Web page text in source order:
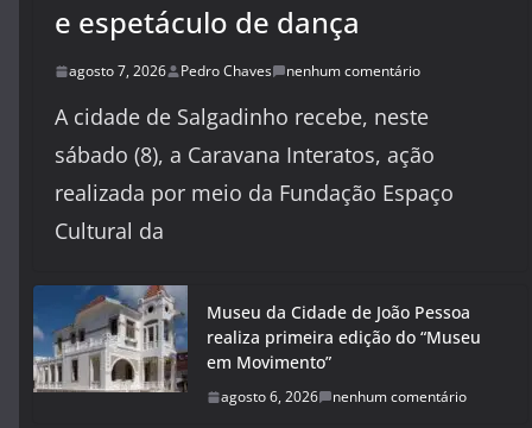
e espetáculo de dança
agosto 7, 2026 Pedro Chaves nenhum comentário
A cidade de Salgadinho recebe, neste
sábado (8), a Caravana Interatos, ação
realizada por meio da Fundação Espaço
Cultural da
Museu da Cidade de João Pessoa
realiza primeira edição do “Museu
em Movimento”
agosto 6, 2026 nenhum comentário